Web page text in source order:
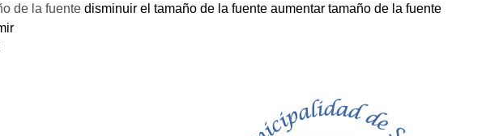
de la fuente disminuir el tamaño de la fuente aumentar tamaño de la fuente